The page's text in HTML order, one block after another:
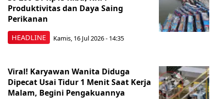
HEADLINE
Produktivitas dan Daya Saing
Perikanan
Kamis, 16 Jul 2026 - 14:35
Viral! Karyawan Wanita Diduga
Dipecat Usai Tidur 1 Menit Saat Kerja
Malam, Begini Pengakuannya